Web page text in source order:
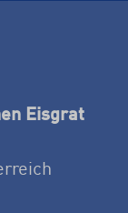
Eisgrat